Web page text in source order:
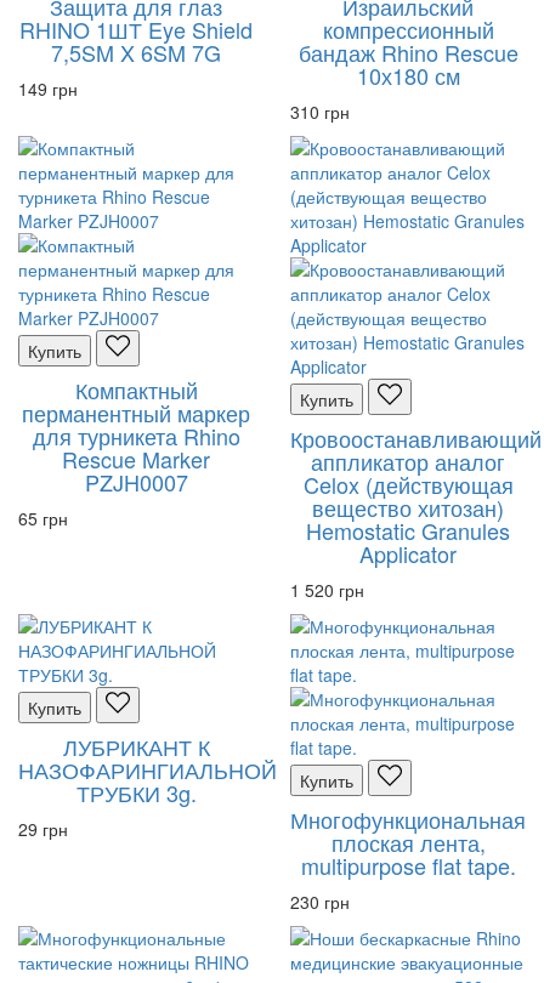
RHINO 1ШТ Eye Shield
7,5SM X 6SM 7G
149 грн
компрессионный
бандаж Rhino Rescue
10х180 см
310 грн
Купить
Компактный
перманентный маркер
для турникета Rhino
Rescue Marker
PZJH0007
65 грн
Купить
Кровоостанавливающий
аппликатор аналог
Celox (действующая
вещество хитозан)
Hemostatic Granules
Applicator
1 520 грн
Купить
ЛУБРИКАНТ К
НАЗОФАРИНГИАЛЬНОЙ
ТРУБКИ 3g.
29 грн
Купить
Многофункциональная
плоская лента,
multipurpose flat tape.
230 грн